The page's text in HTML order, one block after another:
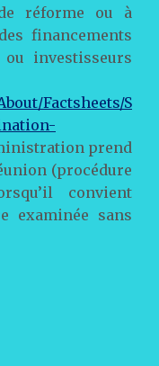
réforme ou à
financements
ou investisseurs
Factsheets/S
prend
(procédure
convient
examinée sans